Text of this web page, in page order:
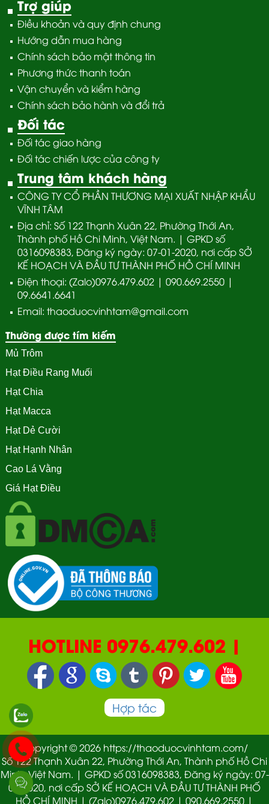
Trợ giúp
Điều khoản và quy định chung
Hướng dẫn mua hàng
Chính sách bảo mật thông tin
Phương thức thanh toán
Vận chuyển và kiểm hàng
Chính sách bảo hành và đổi trả
Đối tác
Đối tác giao hàng
Đối tác chiến lược của công ty
Trung tâm khách hàng
CÔNG TY CỔ PHẦN THƯƠNG MẠI XUẤT NHẬP KHẨU
VĨNH TÂM
Địa chỉ: Số 122 Thạnh Xuân 22, Phường Thới An,
Thành phố Hồ Chi Minh, Việt Nam. | GPKD số
0316098383, Đăng ký ngày: 07-01-2020, nơi cấp SỞ
KẾ HOẠCH VÀ ĐẦU TƯ THÀNH PHỐ HỒ CHÍ MINH
Điện thoại: (Zalo)0976.479.602 | 090.669.2550 |
09.6641.6641
Email: thaoduocvinhtam@gmail.com
Thường được tím kiếm
Mủ Trôm
Hạt Điều Rang Muối
Hạt Chia
Hạt Macca
Hạt Dẻ Cười
Hạt Hạnh Nhân
Cao Lá Vằng
Giá Hạt Điều
HOTLINE 0976.479.602 |
090.669.2550 | 0987.877.193
Hợp tác
Copyright © 2026 https://thaoduocvinhtam.com/
Số 122 Thạnh Xuân 22, Phường Thới An, Thành phố Hồ Chi
Minh, Việt Nam. | GPKD số 0316098383, Đăng ký ngày: 07-
01-2020, nơi cấp SỞ KẾ HOẠCH VÀ ĐẦU TƯ THÀNH PHỐ
HỒ CHÍ MINH | (Zalo)0976.479.602 | 090.669.2550 |